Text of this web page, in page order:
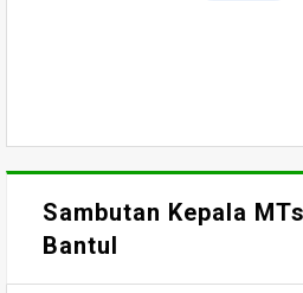
Sambutan Kepala
Bantul